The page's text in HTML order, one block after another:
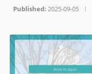
Published: 2025-09-05